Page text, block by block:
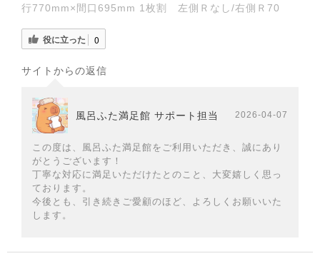
行770mm×間口695mm 1枚割 左側Ｒなし/右側Ｒ70
役に立った 0
サイトからの返信
風呂ふた満足館 サポート担当 2026-04-07
この度は、風呂ふた満足館をご利用いただき、誠にあり
がとうございます！
丁寧な対応に満足いただけたとのこと、大変嬉しく思っ
ております。
今後とも、引き続きご愛顧のほど、よろしくお願いいた
します。